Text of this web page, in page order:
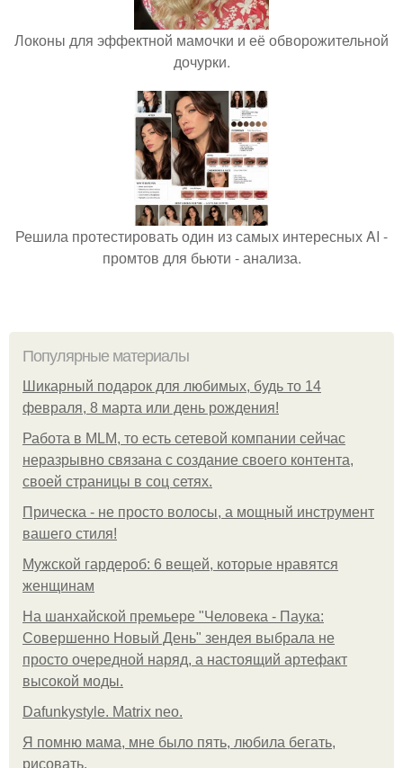
Локоны для эффектной мамочки и её обворожительной
дочурки.
Решила протестировать один из самых интересных AI -
промтов для бьюти - анализа.
Популярные материалы
Шикарный подарок для любимых, будь то 14
февраля, 8 марта или день рождения!
Работа в MLM, то есть сетевой компании сейчас
неразрывно связана с создание своего контента,
своей страницы в соц сетях.
Прическа - не просто волосы, а мощный инструмент
вашего стиля!
Мужской гардероб: 6 вещей, которые нравятся
женщинам
На шанхайской премьере "Человека - Паука:
Совершенно Новый День" зендея выбрала не
просто очередной наряд, а настоящий артефакт
высокой моды.
Dafunkystyle. Matrix neo.
Я помню мама, мне было пять, любила бегать,
рисовать.